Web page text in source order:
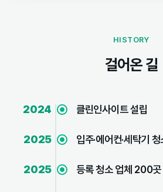
HISTORY
걸어온 길
2024 클린인사이트 설립
2025 입주·에어컨·세탁기
2025 등록 청소 업체 200곳